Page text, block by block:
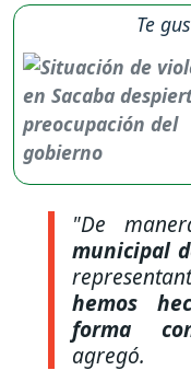
Te
"De
municipal
hemos
forma
agregó.